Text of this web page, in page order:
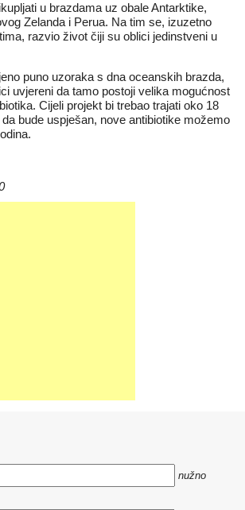
u brazdama uz obale Antarktike,
Zelanda i Perua. Na tim se, izuzetno
razvio život čiji su oblici jedinstveni u
puno uzoraka s dna oceanskih brazda,
uvjereni da tamo postoji velika mogućnost
Cijeli projekt bi trebao trajati oko 18
bude uspješan, nove antibiotike možemo
nužno